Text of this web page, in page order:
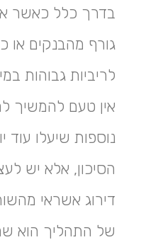
בדרך כלל כאשר
גורף מהבנקים
לריביות גבוהות
אין טעם להמשיך
נוספות שיעלו
הסיכון, אלא יש
דירוג אשראי
של התהליך הוא